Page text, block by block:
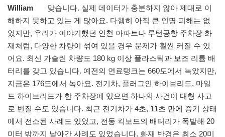
William 맞습니다. 실제 데이터가 충분하지 않아 제대로 이
해하지 못하고 있는 게 많아요. 다행히 아직 큰 인명 피해는 없
었지만, 우리가 이야기했던 인천 아파트나 루턴공항 주차장 화
재처럼, 다양한 차량이 섞여 있을 경우 문제가 훨씬 커질 수 있
어요. 최신 가솔린 차량도 180 kg 이상 플라스틱과 보조 리튬 배
터리를 갖고 있습니다. 예전의 연료탱크는 660도에서 녹았지만,
지금은 176도에서 녹아요. 전기차, 플러그인 하이브리드, 마일
드 하이브리드가 한 주차장에 있으면 하나의 사건이 대형 사고
로 번질 수도 있습니다. 최근 전기차가 4초, 11초 만에 증기 상태
에서 전소된 사례도 있었고, 전동 킥보드의 배터리가 폭발해 20
미터 밖까지 날아간 사례도 있었습니다. 화재 반경은 최소 20미